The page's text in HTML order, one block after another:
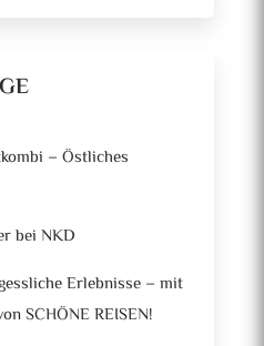
– Östliches
bei NKD
Erlebnisse – mit
SCHÖNE REISEN!